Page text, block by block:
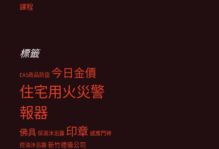
課程
標籤
EAS商品防盜 今日金價
住宅用火災警
報器
佛具 保濕沐浴露 印章 感應門神
控油沐浴露 新竹禮儀公司